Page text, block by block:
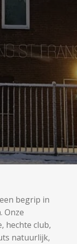
begrip in
Onze
hechte club,
natuurlijk,